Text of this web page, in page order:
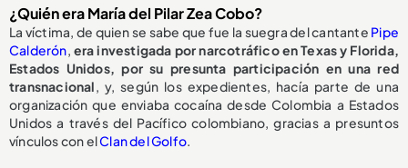
¿Quién era María del Pilar Zea Cobo?
La víctima, de quien se sabe que fue la suegra del cantante Pipe
Calderón, era investigada por narcotráfico en Texas y Florida,
Estados Unidos, por su presunta participación en una red
transnacional, y, según los expedientes, hacía parte de una
organización que enviaba cocaína desde Colombia a Estados
Unidos a través del Pacífico colombiano, gracias a presuntos
vínculos con elClan del Golfo.